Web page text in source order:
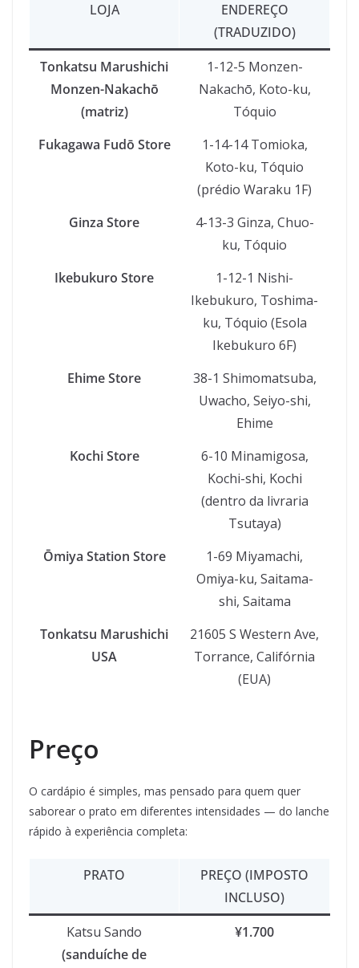
LOJA
ENDEREÇO
(TRADUZIDO)
Tonkatsu Marushichi
Monzen-Nakachō
(matriz)
1-12-5 Monzen-
Nakachō, Koto-ku,
Tóquio
Fukagawa Fudō Store
1-14-14 Tomioka,
Koto-ku, Tóquio
(prédio Waraku 1F)
Ginza Store
4-13-3 Ginza, Chuo-
ku, Tóquio
Ikebukuro Store
1-12-1 Nishi-
Ikebukuro, Toshima-
ku, Tóquio (Esola
Ikebukuro 6F)
Ehime Store
38-1 Shimomatsuba,
Uwacho, Seiyo-shi,
Ehime
Kochi Store
6-10 Minamigosa,
Kochi-shi, Kochi
(dentro da livraria
Tsutaya)
Ōmiya Station Store
1-69 Miyamachi,
Omiya-ku, Saitama-
shi, Saitama
Tonkatsu Marushichi
USA
21605 S Western Ave,
Torrance, Califórnia
(EUA)
Preço
O cardápio é simples, mas pensado para quem quer
saborear o prato em diferentes intensidades — do lanche
rápido à experiência completa:
PRATO
PREÇO (IMPOSTO
INCLUSO)
Katsu Sando
(sanduíche de
¥1.700